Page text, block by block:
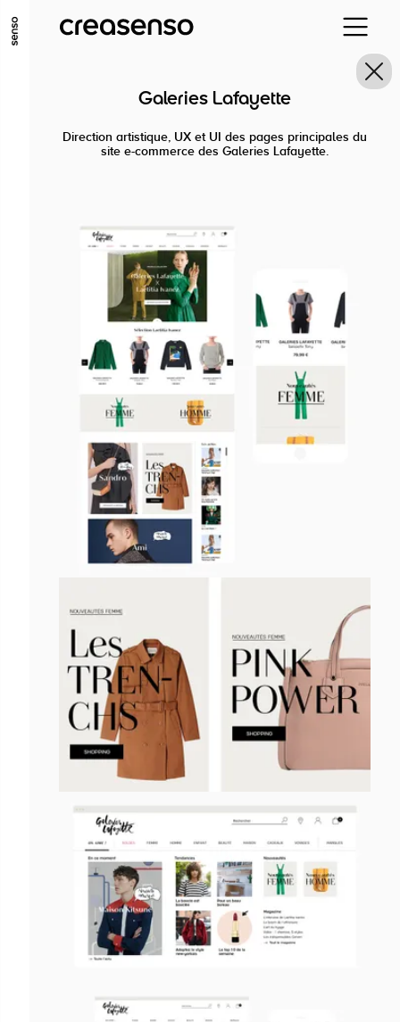
ALLER AU CONTENU PRINCIPAL
ALLER EN BAS DE PAGEGaleries Lafayette
Direction artistique, UX et UI des pages principales du
site e-commerce des Galeries Lafayette.